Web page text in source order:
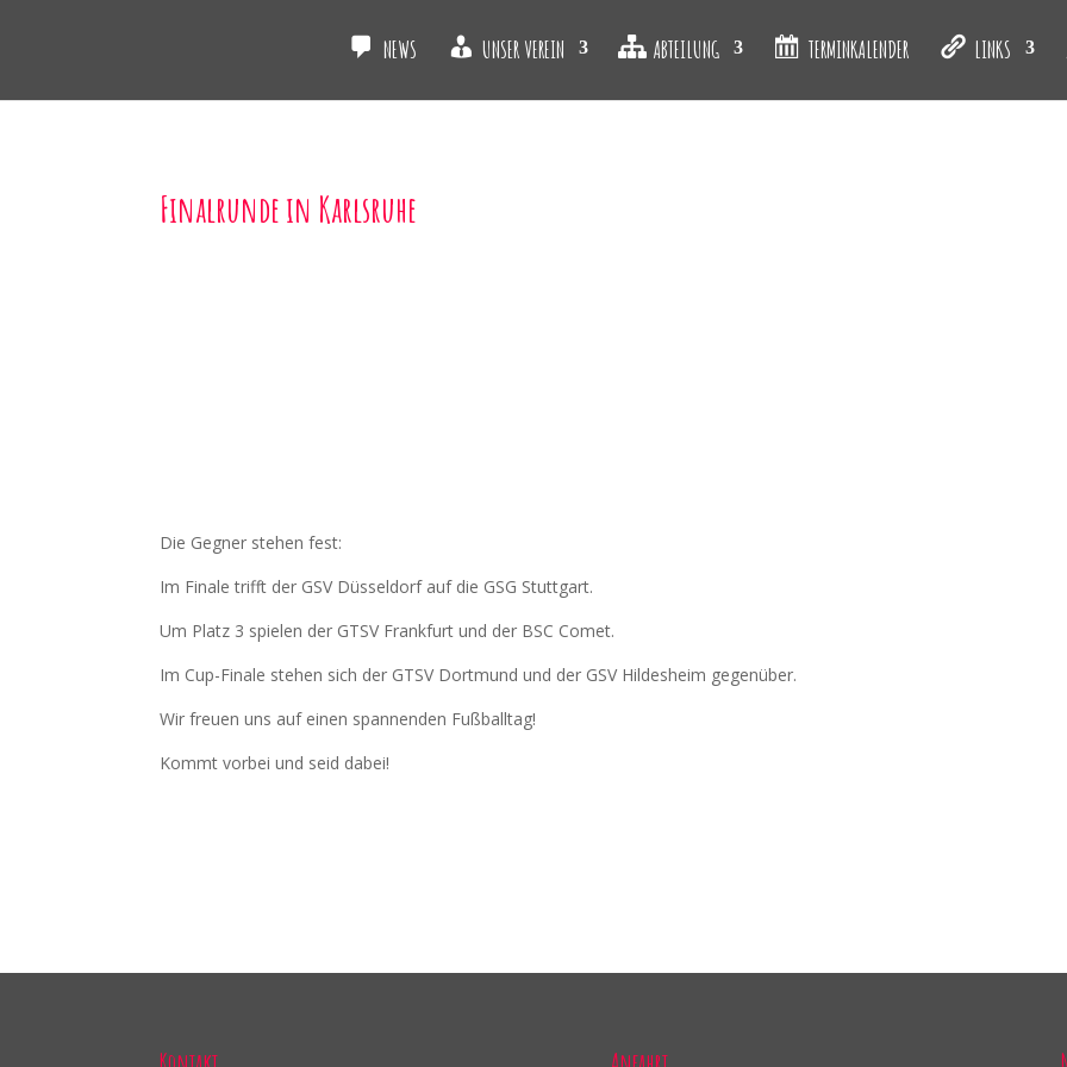
NEWS UNSER VEREIN ABTEILUNG TERMINKALENDER LINKS
Finalrunde in Karlsruhe
Die Gegner stehen fest:
Im Finale trifft der GSV Düsseldorf auf die GSG Stuttgart.
Um Platz 3 spielen der GTSV Frankfurt und der BSC Comet.
Im Cup-Finale stehen sich der GTSV Dortmund und der GSV Hildesheim gegenüber.
Wir freuen uns auf einen spannenden Fußballtag!
Kommt vorbei und seid dabei!